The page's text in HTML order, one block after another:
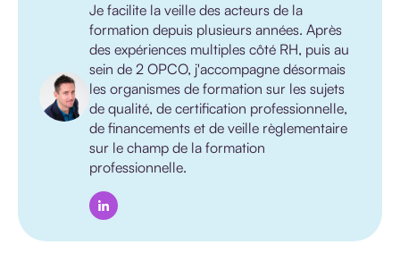
Je facilite la veille des acteurs de la
formation depuis plusieurs années. Après
des expériences multiples côté RH, puis au
sein de 2 OPCO, j'accompagne désormais
les organismes de formation sur les sujets
de qualité, de certification professionnelle,
de financements et de veille règlementaire
sur le champ de la formation
professionnelle.